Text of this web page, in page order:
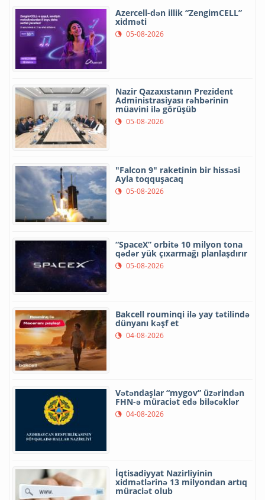
Azercell-dən illik “ZengimCELL”
xidməti
05-08-2026
Nazir Qazaxıstanın Prezident
Administrasiyası rəhbərinin
müavini ilə görüşüb
05-08-2026
"Falcon 9" raketinin bir hissəsi
Ayla toqquşacaq
05-08-2026
“SpaceX” orbitə 10 milyon tona
qədər yük çıxarmağı planlaşdırır
05-08-2026
Bakcell rouminqi ilə yay tətilində
dünyanı kəşf et
04-08-2026
Vətəndaşlar “mygov” üzərindən
FHN-ə müraciət edə biləcəklər
04-08-2026
İqtisadiyyat Nazirliyinin
xidmətlərinə 13 milyondan artıq
müraciət olub